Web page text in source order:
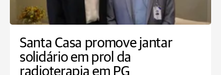
Santa Casa promove jantar
solidário em prol da
radioterapia em PG